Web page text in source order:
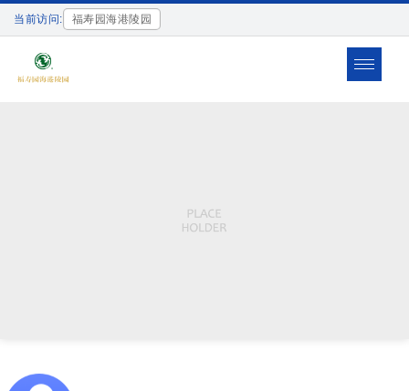
当前访问: 福寿园海港陵园
Toggle